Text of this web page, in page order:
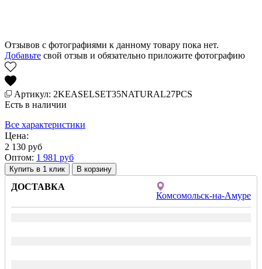
Отзывов с фотографиями к данному товару пока нет.
Добавьте свой отзыв и обязательно приложите фотографию
Артикул: 2KEASELSET35NATURAL27PCS
Есть в наличии
Все характеристики
Цена:
2 130 руб
Оптом: 1 981 руб
Купить в 1 клик
ДОСТАВКА
Комсомольск-на-Амуре